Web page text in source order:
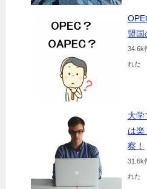
盟国
34.6k
れた
大学
は楽
察！
31.6k
れた